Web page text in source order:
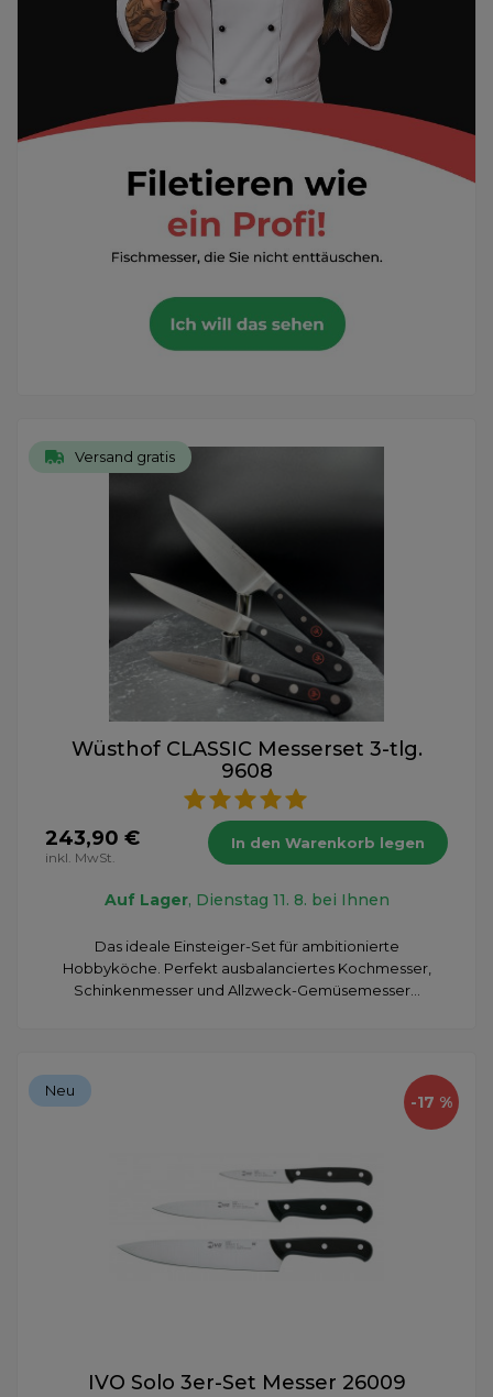
Versand gratis
Wüsthof CLASSIC Messerset 3-tlg.
9608
243,90 €
inkl. MwSt.
In den Warenkorb legen
Auf Lager, Dienstag 11. 8. bei Ihnen
Das ideale Einsteiger-Set für ambitionierte
Hobbyköche. Perfekt ausbalanciertes Kochmesser,
Schinkenmesser und Allzweck-Gemüsemesser...
-17 %
Neu
IVO Solo 3er-Set Messer 26009